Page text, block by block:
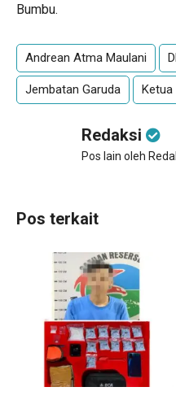
Bumbu.
Andrean Atma Maulani
Jembatan Garuda Ketua
Redaksi
Pos lain oleh
Pos terkait